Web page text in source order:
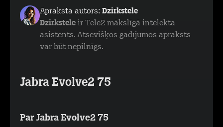
Apraksta autors: Dzirkstele
Dzirkstele ir Tele2 mākslīgā intelekta
asistents. Atsevišķos gadījumos apraksts
var būt nepilnīgs.
Jabra Evolve2 75
Par Jabra Evolve2 75